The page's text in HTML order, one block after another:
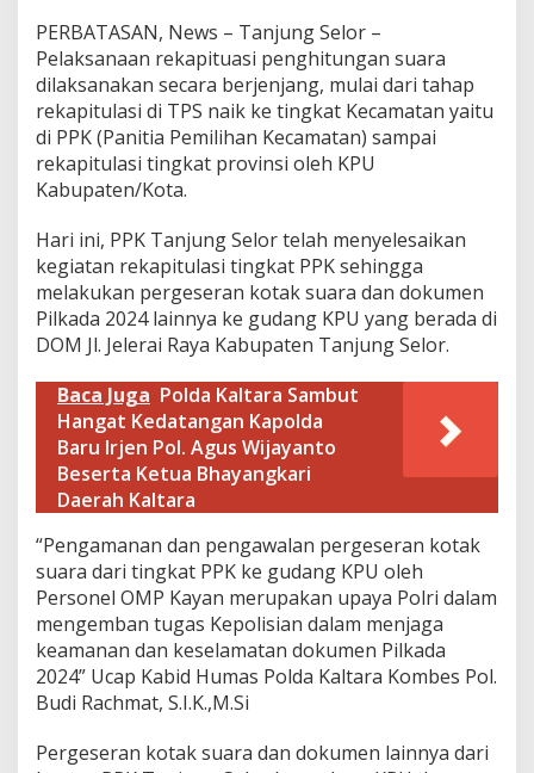
a
n
e
n
g
a
m
a
n
d
a
n
P
n
g
a
w
a
n
L
o
g
s
t
k
i
PERBATASAN, News – Tanjung Selor –
Pelaksanaan rekapituasi penghitungan suara
dilaksanakan secara berjenjang, mulai dari tahap
rekapitulasi di TPS naik ke tingkat Kecamatan yaitu
di PPK (Panitia Pemilihan Kecamatan) sampai
rekapitulasi tingkat provinsi oleh KPU
Kabupaten/Kota.
Hari ini, PPK Tanjung Selor telah menyelesaikan
kegiatan rekapitulasi tingkat PPK sehingga
melakukan pergeseran kotak suara dan dokumen
Pilkada 2024 lainnya ke gudang KPU yang berada di
DOM Jl. Jelerai Raya Kabupaten Tanjung Selor.
Baca Juga Polda Kaltara Sambut
Hangat Kedatangan Kapolda
Baru Irjen Pol. Agus Wijayanto
Beserta Ketua Bhayangkari
Daerah Kaltara
“Pengamanan dan pengawalan pergeseran kotak
suara dari tingkat PPK ke gudang KPU oleh
Personel OMP Kayan merupakan upaya Polri dalam
mengemban tugas Kepolisian dalam menjaga
keamanan dan keselamatan dokumen Pilkada
2024” Ucap Kabid Humas Polda Kaltara Kombes Pol.
Budi Rachmat, S.I.K.,M.Si
Pergeseran kotak suara dan dokumen lainnya dari